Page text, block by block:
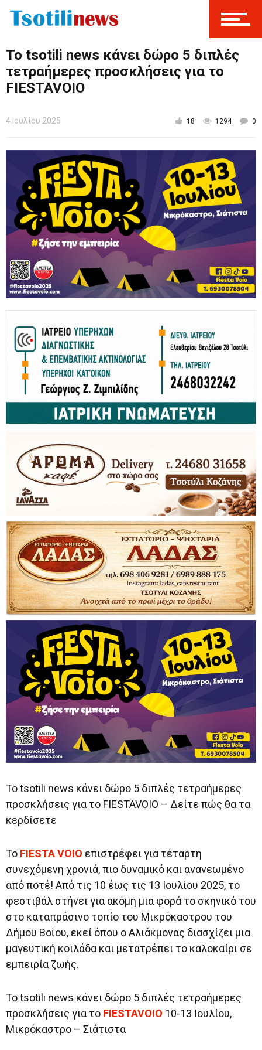
Το tsotili news κάνει δώρο 5 διπλές
τετραήμερες προσκλήσεις για το
FIESTAVOIO
4 Ιουλίου 2025 18 1294 0
Το tsotili news κάνει δώρο 5 διπλές τετραήμερες
προσκλήσεις για το FIESTAVOIO – Δείτε πώς θα τα
κερδίσετε
Το FIESTA VOIO επιστρέφει για τέταρτη
συνεχόμενη χρονιά, πιο δυναμικό και ανανεωμένο
από ποτέ! Από τις 10 έως τις 13 Ιουλίου 2025, το
φεστιβάλ στήνει για ακόμη μια φορά το σκηνικό του
στο καταπράσινο τοπίο του Μικρόκαστρου του
Δήμου Βοΐου, εκεί όπου ο Αλιάκμονας διασχίζει μια
μαγευτική κοιλάδα και μετατρέπει το καλοκαίρι σε
εμπειρία ζωής.
Το tsotili news κάνει δώρο 5 διπλές τετραήμερες
προσκλήσεις για το FIESTAVOIO 10-13 Ιουλίου,
Μικρόκαστρο – Σιάτιστα